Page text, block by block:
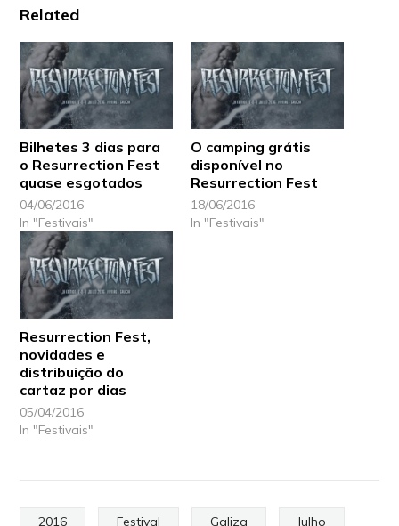
Related
Bilhetes 3 dias para
o Resurrection Fest
quase esgotados
04/06/2016
In "Festivais"
O camping grátis
disponível no
Resurrection Fest
18/06/2016
In "Festivais"
Resurrection Fest,
novidades e
distribuição do
cartaz por dias
05/04/2016
In "Festivais"
2016 Festival Galiza Julho